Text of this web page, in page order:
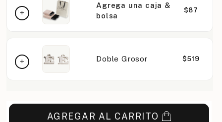
Agrega una caja &
bolsa
$87
Doble Grosor $519
AGREGAR AL CARRITO